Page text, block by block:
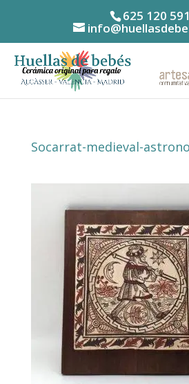
625 120 591
Socarrat-medieval-